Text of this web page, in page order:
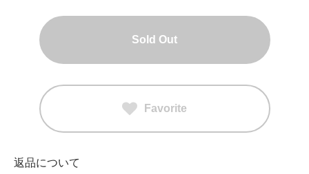
Sold Out
Favorite
返品について